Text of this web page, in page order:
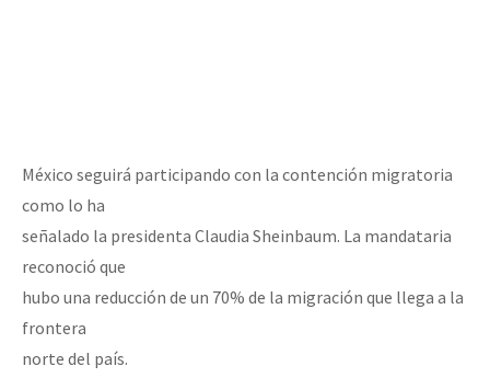
México seguirá participando con la contención migratoria
como lo ha
señalado la presidenta Claudia Sheinbaum. La mandataria
reconoció que
hubo una reducción de un 70% de la migración que llega a la
frontera
norte del país.